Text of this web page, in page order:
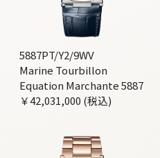
5887PT/Y2/9WV
Marine Tourbillon
Equation Marchante 5887
￥42,031,000 (税込)